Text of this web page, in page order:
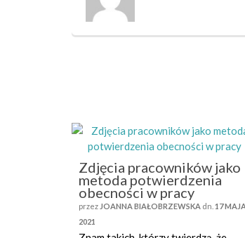
Zdjęcia pracowników jako
metoda potwierdzenia
obecności w pracy
przez JOANNA BIAŁOBRZEWSKA dn. 17
2021